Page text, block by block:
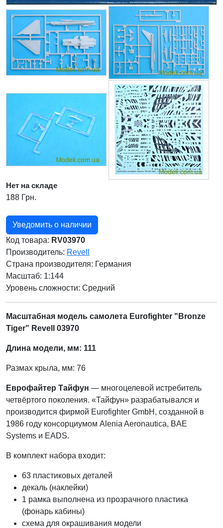
Нет на складе
188 Грн.
Уведомить о наличии
Код товара: RV03970
Производитель: Revell
Страна производителя: Германия
Масштаб: 1:144
Уровень сложности: Cредний
Масштабная модель самолета Eurofighter "Bronze
Tiger" Revell 03970
Длина модели, мм: 111
Размах крыла, мм: 76
Еврофайтер Тайфун — многоцелевой истребитель
четвёртого поколения. «Тайфун» разрабатывался и
производится фирмой Eurofighter GmbH, созданной в
1986 году консорциумом Alenia Aeronautica, BAE
Systems и EADS.
В комплект набора входит:
63 пластиковых деталей
декаль (наклейки)
1 рамка выполнена из прозрачного пластика
(фонарь кабины)
схема для окрашивания модели